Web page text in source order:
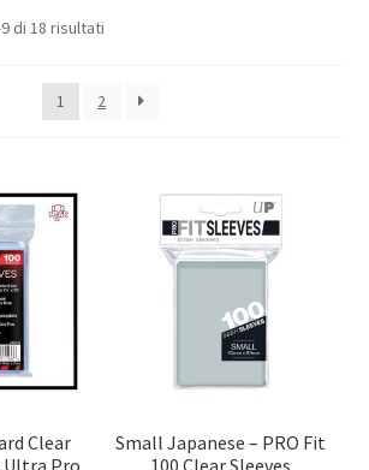
di 18 risultatiPopolarità
1 2
Clear
Ultra Pro
Small Japanese – PRO Fit
100 Clear Sleeves